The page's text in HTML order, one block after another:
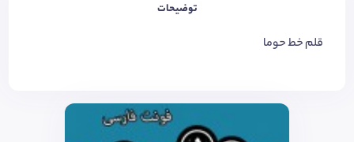
توضیحات
قلم خط حوما